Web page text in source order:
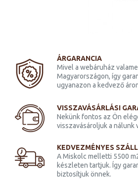
ÁRGARANCIA
Mivel a webáruház
Magyarországon, így
ugyanazon a kedvező
VISSZAVÁSÁRLÁSI
Nekünk fontos az Ön
visszavásároljuk a nálunk
KEDVEZMÉNYES
A Miskolc melletti 5500
készleten tartjuk. Így
biztosítjuk önnek.